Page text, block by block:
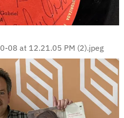
08 at 12.21.05 PM (2).jpeg